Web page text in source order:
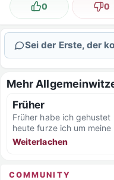
Lustig
0 0
Sei der Erste, der
Mehr
Früher
Früher habe ich
heute furze ich um
Weiterlachen
COMMUNITY